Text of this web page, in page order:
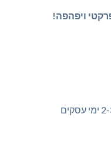
ויפהפה!